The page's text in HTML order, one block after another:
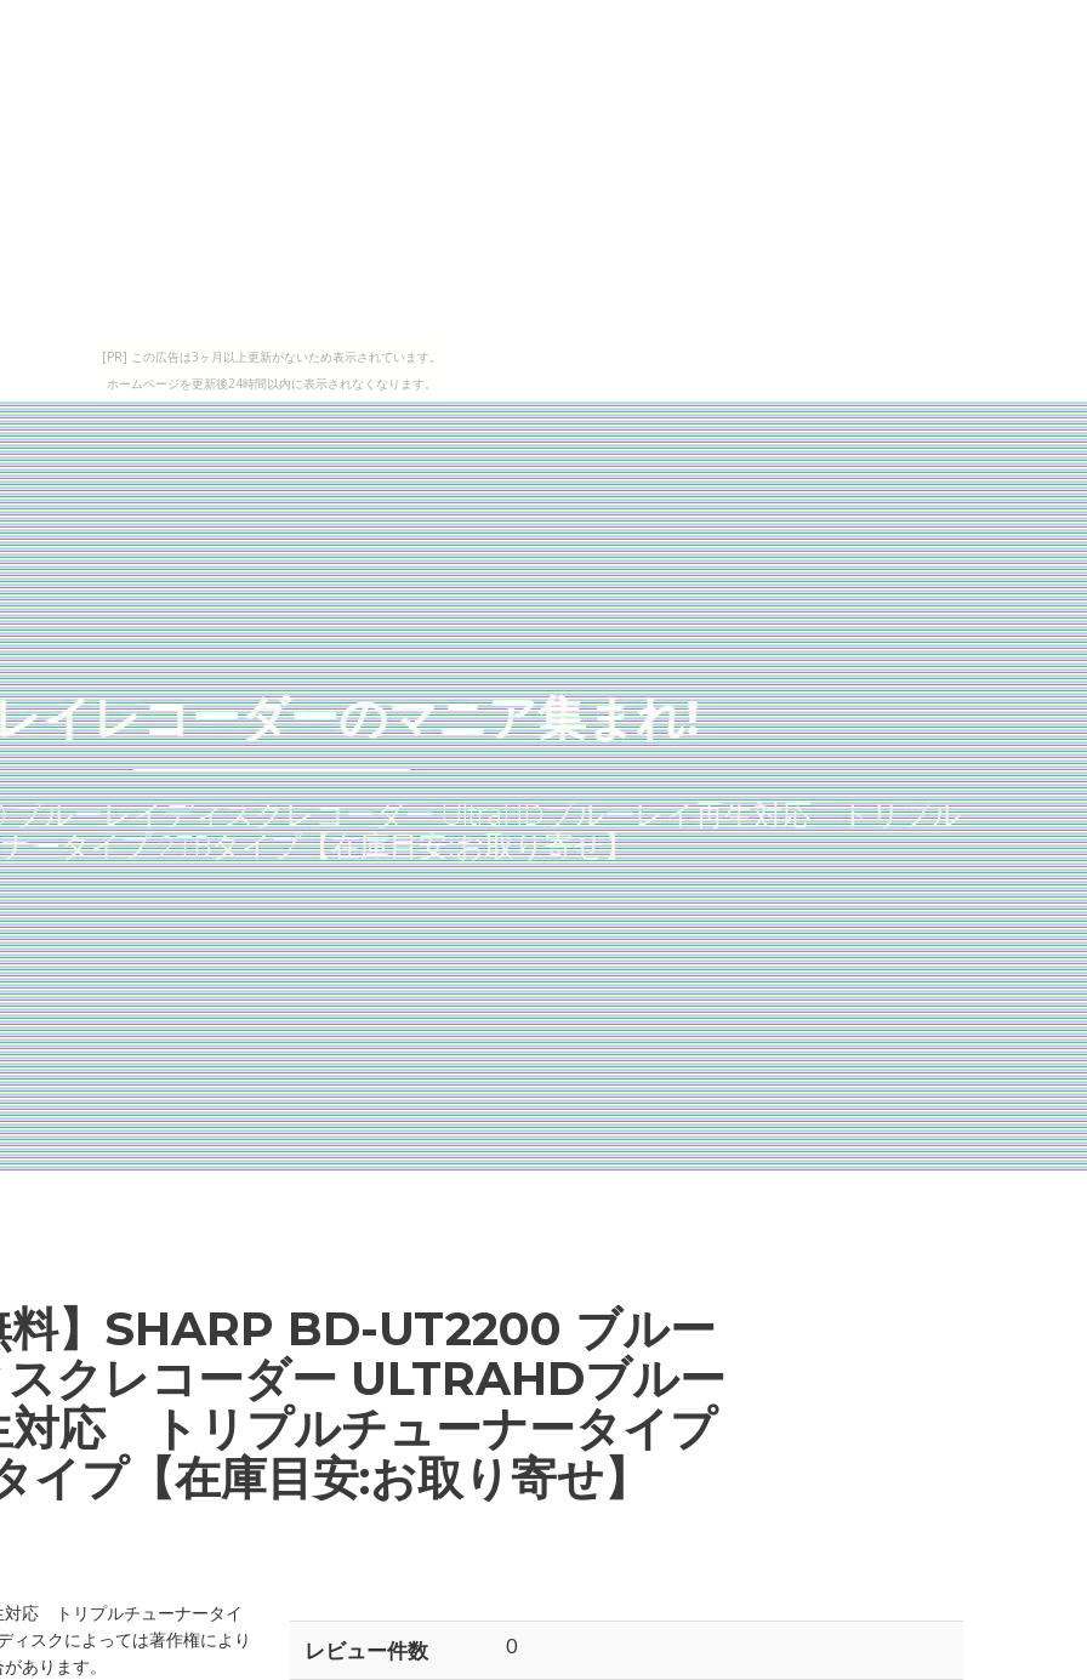
[PR] この広告は3ヶ月以上更新がないため表示されています。
ホームページを更新後24時間以内に表示されなくなります。
イレコーダーのマニア集まれ!
ブルーレイディスクレコーダー UltraHDブルーレイ再生対応 トリプル
ータイプ 2TBタイプ【在庫目安:お取り寄せ】
料】SHARP BD-UT2200 ブルー
クレコーダー ULTRAHDブルー
対応 トリプルチューナータイプ
イプ【在庫目安:お取り寄せ】
対応 トリプルチューナータイ
スクによっては著作権により
あります。
レビュー件数 0